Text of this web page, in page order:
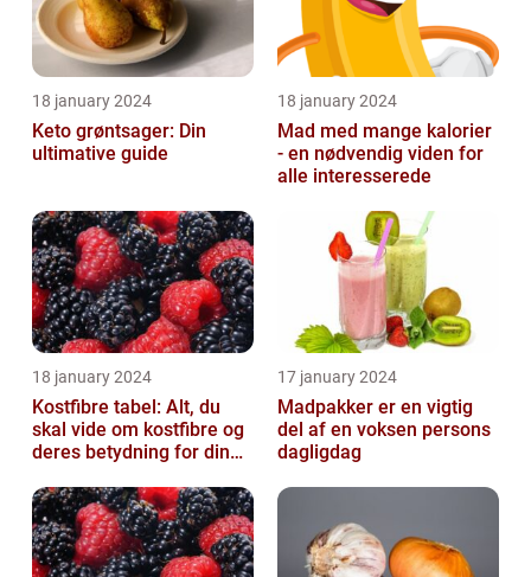
18 january 2024
Keto grøntsager: Din
ultimative guide
18 january 2024
Mad med mange kalorier
- en nødvendig viden for
alle interesserede
18 january 2024
Kostfibre tabel: Alt, du
skal vide om kostfibre og
deres betydning for din
17 january 2024
Madpakker er en vigtig
del af en voksen persons
dagligdag